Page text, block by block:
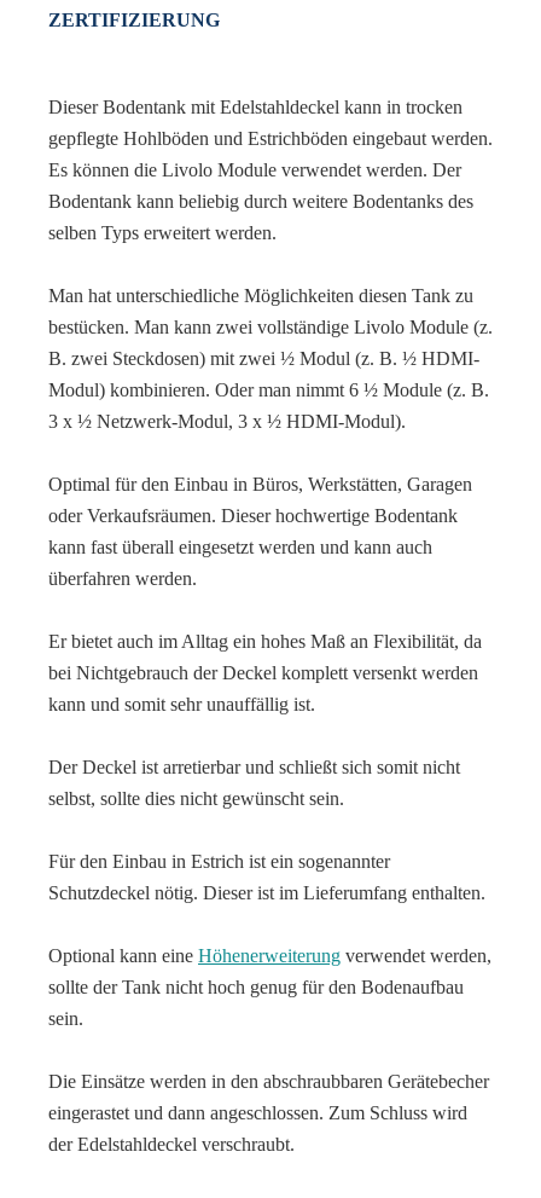
ERTIFIZIERUNG
Dieser Bodentank mit Edelstahldeckel kann in trocken
gepflegte Hohlböden und Estrichböden eingebaut werden.
Es können die Livolo Module verwendet werden. Der
Bodentank kann beliebig durch weitere Bodentanks des
selben Typs erweitert werden.
Man hat unterschiedliche Möglichkeiten diesen Tank zu
bestücken. Man kann zwei vollständige Livolo Module (z.
B. zwei Steckdosen) mit zwei ½ Modul (z. B. ½ HDMI-
Modul) kombinieren. Oder man nimmt 6 ½ Module (z. B.
3 x ½ Netzwerk-Modul, 3 x ½ HDMI-Modul).
Optimal für den Einbau in Büros, Werkstätten, Garagen
oder Verkaufsräumen. Dieser hochwertige Bodentank
kann fast überall eingesetzt werden und kann auch
überfahren werden.
Er bietet auch im Alltag ein hohes Maß an Flexibilität, da
bei Nichtgebrauch der Deckel komplett versenkt werden
kann und somit sehr unauffällig ist.
Der Deckel ist arretierbar und schließt sich somit nicht
selbst, sollte dies nicht gewünscht sein.
Für den Einbau in Estrich ist ein sogenannter
Schutzdeckel nötig. Dieser ist im Lieferumfang enthalten.
Optional kann eine Höhenerweiterung verwendet werden,
sollte der Tank nicht hoch genug für den Bodenaufbau
sein.
Die Einsätze werden in den abschraubbaren Gerätebecher
eingerastet und dann angeschlossen. Zum Schluss wird
der Edelstahldeckel verschraubt.